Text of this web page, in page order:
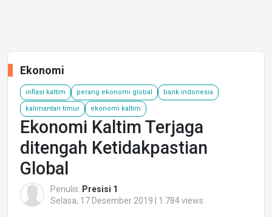
Ekonomi
inflasi kaltim perang ekonomi global bank indonesia
kalimantan timur ekonomi kaltim
Ekonomi Kaltim Terjaga
ditengah Ketidakpastian
Global
Penulis: Presisi 1
Selasa, 17 Desember 2019 | 1.784 views